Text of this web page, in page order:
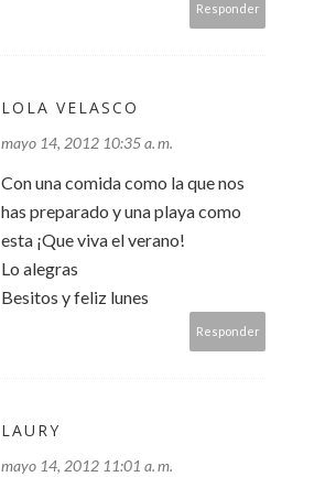
Responder
LOLA VELASCO
mayo 14, 2012 10:35 a. m.
Con una comida como la que nos
has preparado y una playa como
esta ¡Que viva el verano!
Lo alegras
Besitos y feliz lunes
Responder
LAURY
mayo 14, 2012 11:01 a. m.